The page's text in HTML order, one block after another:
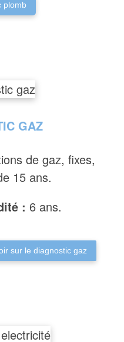
plomb
GAZ
de gaz, fixes,
15 ans.
: 6 ans.
sur le diagnostic gaz